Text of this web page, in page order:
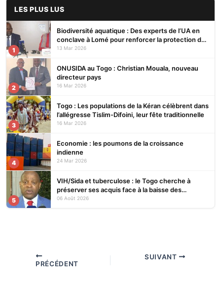
LES PLUS LUS
1
Biodiversité aquatique : Des experts de l’UA en
conclave à Lomé pour renforcer la protection des
écosystèmes
13 Mar 2026
2
ONUSIDA au Togo : Christian Mouala, nouveau
directeur pays
16 Mar 2026
3
Togo : Les populations de la Kéran célèbrent dans
l’allégresse Tislim-Difoini, leur fête traditionnelle
16 Mar 2026
4
Economie : les poumons de la croissance
indienne
24 Mar 2026
5
VIH/Sida et tuberculose : le Togo cherche à
préserver ses acquis face à la baisse des
financements
06 Août 2026
PRÉCÉDENT
SUIVANT